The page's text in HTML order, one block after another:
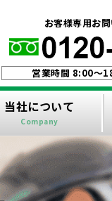
お客様専用お
営業時間 8:00〜
当社について
Company